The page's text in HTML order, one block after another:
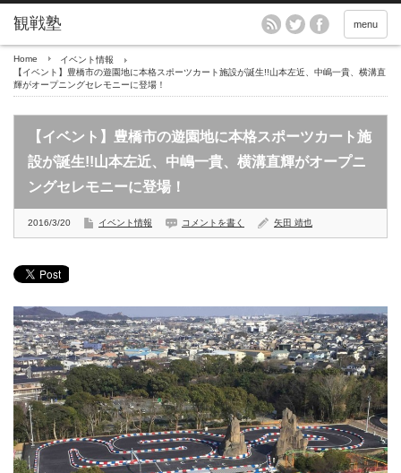
menu
Home
イベント情報
【イベント】豊橋市の遊園地に本格スポーツカート施設が誕生!!山本左近、中嶋一貴、横溝直
輝がオープニングセレモニーに登場！
【イベント】豊橋市の遊園地に本格スポーツカート施
設が誕生!!山本左近、中嶋一貴、横溝直輝がオープニ
ングセレモニーに登場！
2016/3/20 イベント情報 コメントを書く 矢田 靖也